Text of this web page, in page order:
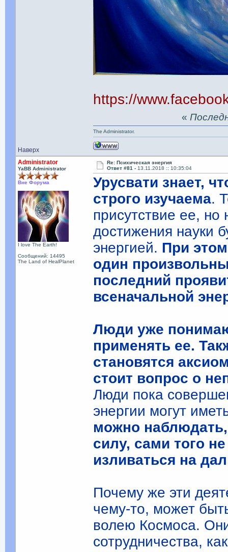
https://
Наверх
«
The Administrator.
Administrator
YaBB Administrator
Вне Форума
I love The Earth!
Сообщений: 14495
The Land of HealPlanet
Re: Психическая энергия
Ответ #81 - 13.11.2018 :: 10:35:04
Урусвати знает,
строго изучаема.
присутствие ее,
достижения науки
энергией. При
один
последний
всеначальной
Люди уже
применять ее.
становятся
стоит вопрос о
Люди пока
энергии могут
можно наблюдать,
силу, сами того
изливаться на
Почему же эти
чему-то, может
волею Космоса. Они
сотрудничества,